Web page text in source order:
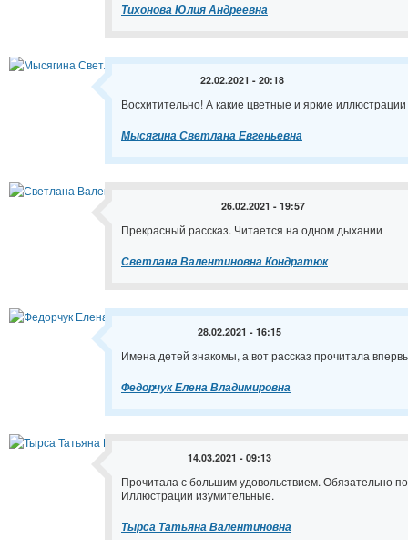
Тихонова Юлия Андреевна
22.02.2021 - 20:18
Восхитительно! А какие цветные и яркие
Мысягина Светлана Евгеньевна
26.02.2021 - 19:57
Прекрасный рассказ. Читается на одном дыхании
Светлана Валентиновна Кондратюк
28.02.2021 - 16:15
Имена детей знакомы, а вот рассказ прочитала
Федорчук Елена Владимировна
14.03.2021 - 09:13
Прочитала с большим удовольствием. Обязательно
Иллюстрации изумительные.
Тырса Татьяна Валентиновна